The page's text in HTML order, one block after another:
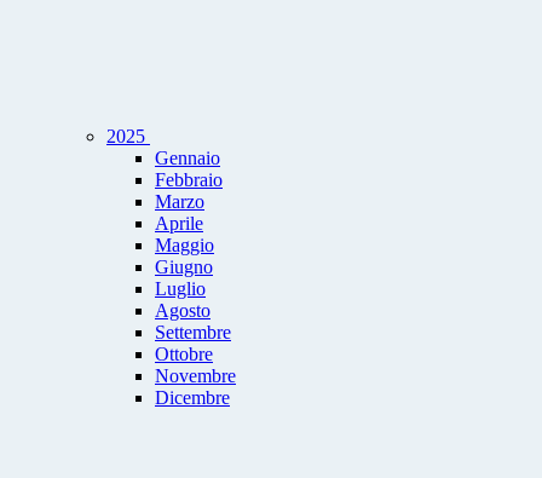
2025
Gennaio
Febbraio
Marzo
Aprile
Maggio
Giugno
Luglio
Agosto
Settembre
Ottobre
Novembre
Dicembre